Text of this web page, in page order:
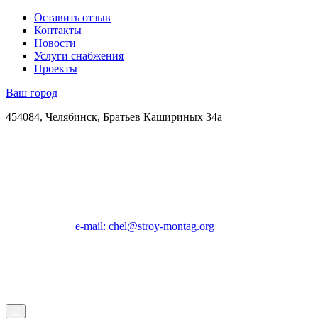
Оставить отзыв
Контакты
Новости
Услуги снабжения
Проекты
Ваш город
454084, Челябинск, Братьев Кашириных 34а
e-mail: chel@stroy-montag.org